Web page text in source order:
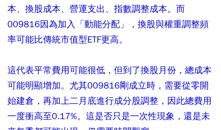
本、換股成本、營運支出、指數調整成本。而
009816因為加入「動能分配」，換股與權重調整頻
率可能比傳統市值型ETF更高。
這代表平常費用可能很低，但到了換股月份，總成本
可能明顯增加。尤其009816剛成立時，需要從零開
始建倉，再加上二月底進行成分股調整，因此總費用
一度衝高至0.17%。這是否只是一次性現象，還是未